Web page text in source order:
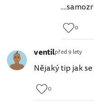
0
ventilpřed 9 lety
Nějaký tip jak
0